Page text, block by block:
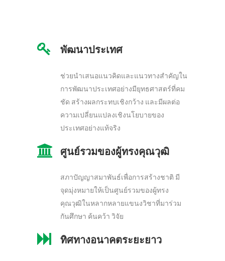
พัฒนาประเทศ
ช่วยนำเสนอแนวคิดและแนวทางสำคัญใน
การพัฒนาประเทศอย่างมียุทธศาสตร์ที่คม
ชัด สร้างผลกระทบเชิงกว้าง และมีผลต่อ
ความเปลี่ยนแปลงเชิงนโยบายของ
ประเทศอย่างแท้จริง
ศูนย์รวมของผู้ทรงคุณวุฒิ
สภาปัญญาสมาพันธ์เพื่อการสร้างชาติ มี
จุดมุ่งหมายให้เป็นศูนย์รวมของผู้ทรง
คุณวุฒิในหลากหลายแขนงวิชาที่มาร่วม
กันศึกษา ค้นคว้า วิจัย
ทิศทางอนาคตระยะยาว